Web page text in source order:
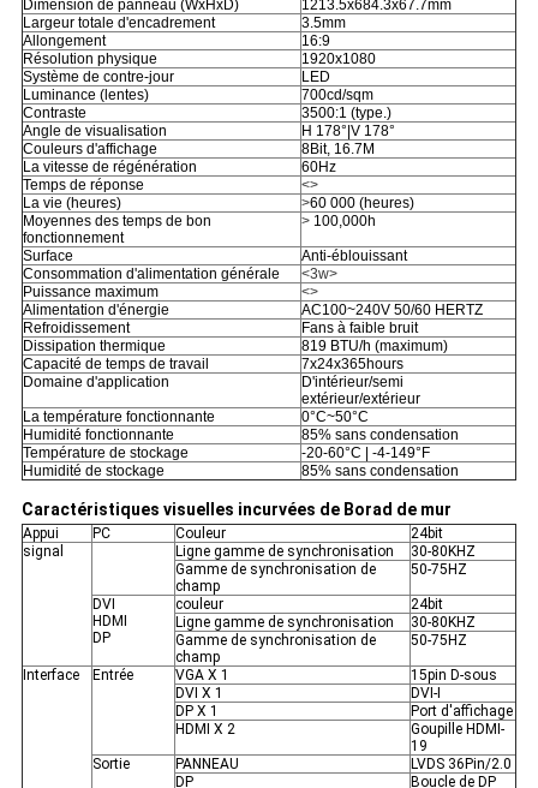
Dimension de panneau (WxHxD)
1213.5x684.3x67.7mm
Largeur totale d'encadrement
3.5mm
Allongement
16:9
Résolution physique
1920x1080
Système de contre-jour
LED
Luminance (lentes)
700cd/sqm
Contraste
3500:1 (type.)
Angle de visualisation
H 178°|V 178°
Couleurs d'affichage
8Bit, 16.7M
La vitesse de régénération
60Hz
Temps de réponse
<>
La vie (heures)
>60 000 (heures)
Moyennes des temps de bon
fonctionnement
> 100,000h
Surface
Anti-éblouissant
Consommation d'alimentation générale
<3w>
Puissance maximum
<>
Alimentation d'énergie
AC100~240V 50/60 HERTZ
Refroidissement
Fans à faible bruit
Dissipation thermique
819 BTU/h (maximum)
Capacité de temps de travail
7x24x365hours
Domaine d'application
D'intérieur/semi
extérieur/extérieur
La température fonctionnante
0°C~50°C
Humidité fonctionnante
85% sans condensation
Température de stockage
-20-60°C | -4-149°F
Humidité de stockage
85% sans condensation
Caractéristiques visuelles incurvées de Borad de mur
Appui PC Couleur
24bit
signal
Ligne gamme de synchronisation
30-80KHZ
Gamme de synchronisation de
champ
50-75HZ
DVI
HDMI
DP
couleur
24bit
Ligne gamme de synchronisation
30-80KHZ
Gamme de synchronisation de
champ
50-75HZ
Interface Entrée VGA X 1
15pin D-sous
DVI X 1
DVI-I
DP X 1
Port d'affichage
HDMI X 2
Goupille HDMI-
19
Sortie
PANNEAU
LVDS 36Pin/2.0
DP
Boucle de DP